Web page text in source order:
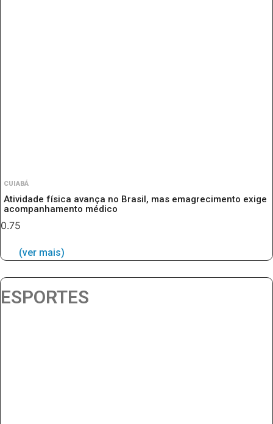
CUIABÁ
Atividade física avança no Brasil, mas emagrecimento exige
acompanhamento médico
(ver mais)
ESPORTES